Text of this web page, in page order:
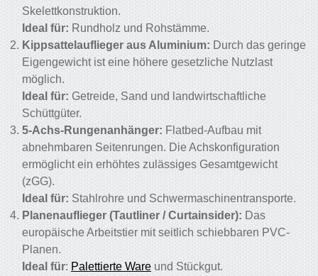
Skelettkonstruktion.
Ideal für: Rundholz und Rohstämme.
Kippsattelauflieger aus Aluminium: Durch das geringe
Eigengewicht ist eine höhere gesetzliche Nutzlast
möglich.
Ideal für: Getreide, Sand und landwirtschaftliche
Schüttgüter.
5-Achs-Rungenanhänger: Flatbed-Aufbau mit
abnehmbaren Seitenrungen. Die Achskonfiguration
ermöglicht ein erhöhtes zulässiges Gesamtgewicht
(zGG).
Ideal für: Stahlrohre und Schwermaschinentransporte.
Planenauflieger (Tautliner / Curtainsider): Das
europäische Arbeitstier mit seitlich schiebbaren PVC-
Planen.
Ideal für: Palettierte Ware und Stückgut.